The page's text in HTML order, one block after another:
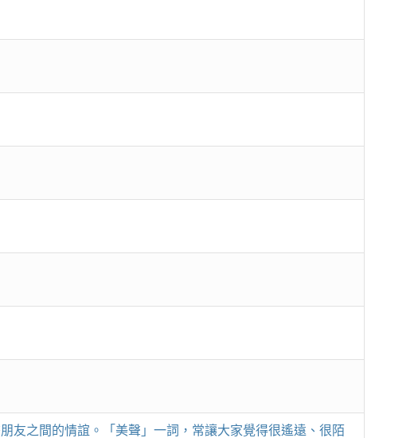
友之間的情誼。「美聲」一詞，常讓大家覺得很遙遠、很陌